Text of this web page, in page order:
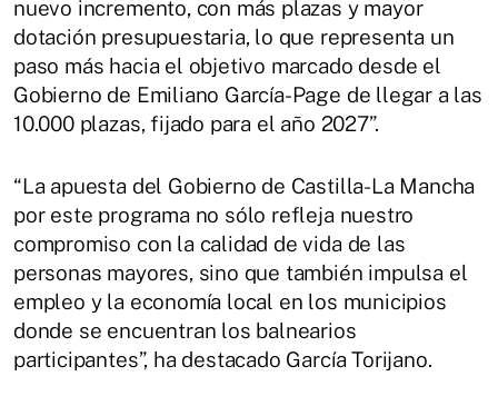
nuevo incremento, con más plazas y mayor
dotación presupuestaria, lo que representa un
paso más hacia el objetivo marcado desde el
Gobierno de Emiliano García-Page de llegar a las
10.000 plazas, fijado para el año 2027”​​.
“La apuesta del Gobierno de Castilla-La Mancha
por este programa no sólo refleja nuestro
compromiso con la calidad de vida de las
personas mayores, sino que también impulsa el
empleo y la economía local en los municipios
donde se encuentran los balnearios
participantes”, ha destacado García Torijano.